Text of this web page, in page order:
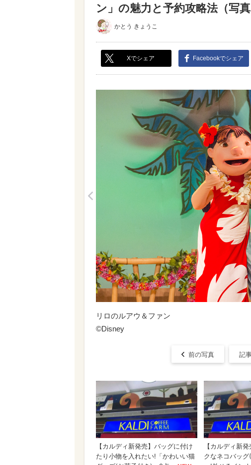
ン」の魅力と予約攻略法（写真
かとう きょうこ
Xでシェア Facebookでシェア
リロのルアウ＆ファン
©Disney
前の写真 記